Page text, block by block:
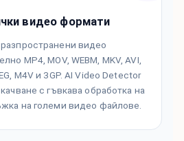
видео формати
видео
MP4, MOV, WEBM, MKV, AVI,
M4V и 3GP. AI Video Detector
с гъвкава обработка на
на големи видео файлове.